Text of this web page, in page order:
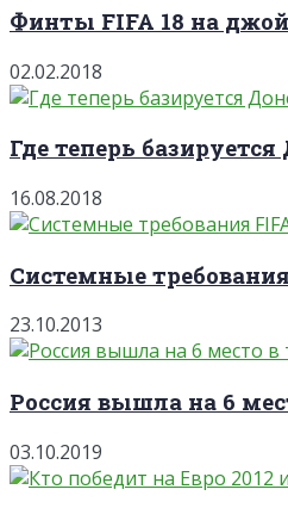
Финты FIFA 18 на
02.02.2018
Где теперь
16.08.2018
Системные
23.10.2013
Россия вышла на 6
03.10.2019